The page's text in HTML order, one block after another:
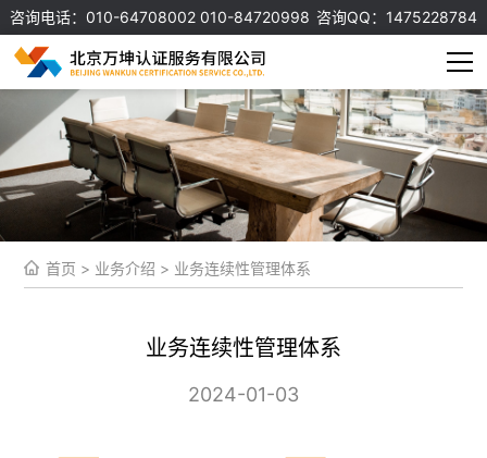
咨询电话：010-64708002 010-84720998 咨询QQ：1475228784
首页 > 业务介绍 > 业务连续性管理体系
业务连续性管理体系
2024-01-03